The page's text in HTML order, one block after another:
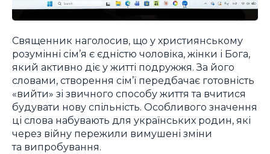
Священник наголосив, що у християнському
розумінні сім’я є єдністю чоловіка, жінки і Бога,
який активно діє у житті подружжя. За його
словами, створення сім’ї передбачає готовність
«вийти» зі звичного способу життя та вчитися
будувати нову спільність. Особливого значення
ці слова набувають для українських родин, які
через війну пережили вимушені зміни
та випробування.